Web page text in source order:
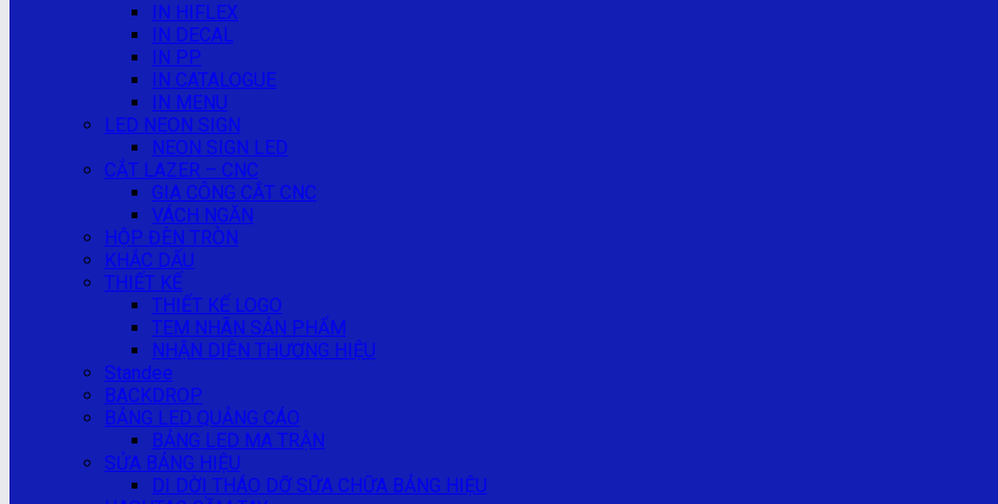
IN HIFLEX
IN DECAL
IN PP
IN CATALOGUE
IN MENU
LED NEON SIGN
NEON SIGN LED
CẮT LAZER – CNC
GIA CÔNG CẮT CNC
VÁCH NGĂN
HỘP ĐÈN TRÒN
KHẮC DẤU
THIẾT KẾ
THIẾT KẾ LOGO
TEM NHÃN SẢN PHẨM
NHẬN DIỆN THƯƠNG HIỆU
Standee
BACKDROP
BẢNG LED QUẢNG CÁO
BẢNG LED MA TRẬN
SỬA BẢNG HIỆU
DI DỜI THÁO DỠ SỮA CHỮA BẢNG HIỆU